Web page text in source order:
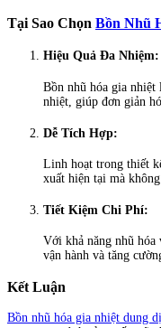
Tại Sao Chọn Bồn Nhũ
Hiệu Quả Đa Nhiệm:
Bồn nhũ hóa gia nhiệt
nhiệt, giúp đơn giản
Dễ Tích Hợp:
Linh hoạt trong thiết
xuất hiện tại mà
Tiết Kiệm Chi Phí:
Với khả năng nhũ
vận hành và tăng
Kết Luận
Bồn nhũ hóa gia nhiệt dung